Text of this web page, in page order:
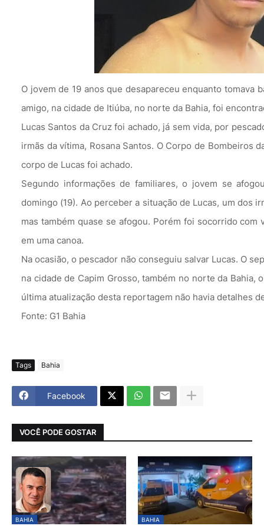
O jovem de 19 anos que desapareceu enquanto tomava
amigo, na cidade de Itiúba, no norte da Bahia, foi
Lucas Santos da Cruz foi achado, já sem vida, por
irmãs da vítima, Rosana Santos. O Corpo de Bombeiros
corpo de Lucas foi achado.
Segundo informações de familiares, o jovem se
domingo (19). Ao perceber a situação de Lucas, um dos
mas também quase se afogou. Porém foi socorrido com
em uma canoa.
Na ocasião, o pescador não conseguiu salvar Lucas. O
na cidade de Capim Grosso, também no norte da Bahia,
última atualização desta reportagem não havia detalhes
Fonte: G1 Bahia
Tags Bahia
Facebook
VOCÊ PODE GOSTAR
BAHIA BAHIA